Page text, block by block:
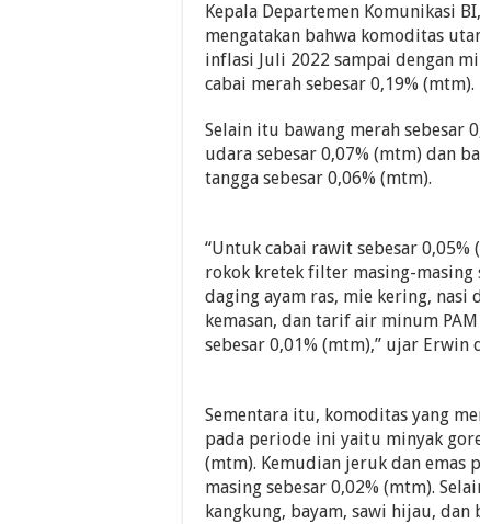
Kepala Departemen Komunikasi
mengatakan bahwa komoditas
inflasi Juli 2022 sampai dengan
cabai merah sebesar 0,19% (mtm).
Selain itu bawang merah sebesar
udara sebesar 0,07% (mtm) dan
tangga sebesar 0,06% (mtm).
“Untuk cabai rawit sebesar 0,05%
rokok kretek filter masing-masing
daging ayam ras, mie kering, nasi
kemasan, dan tarif air minum
sebesar 0,01% (mtm),” ujar Erwin
Sementara itu, komoditas yang
pada periode ini yaitu minyak
(mtm). Kemudian jeruk dan emas
masing sebesar 0,02% (mtm).
kangkung, bayam, sawi hijau,